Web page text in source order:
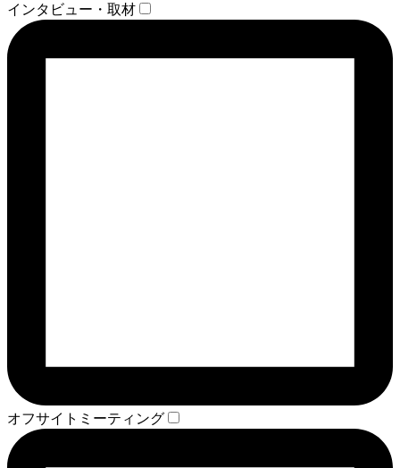
インタビュー・取材
オフサイトミーティング